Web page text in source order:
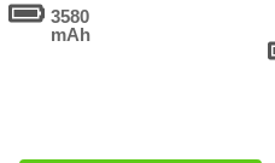
3580
mAh